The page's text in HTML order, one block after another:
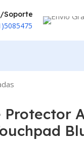
Soporte
Protector